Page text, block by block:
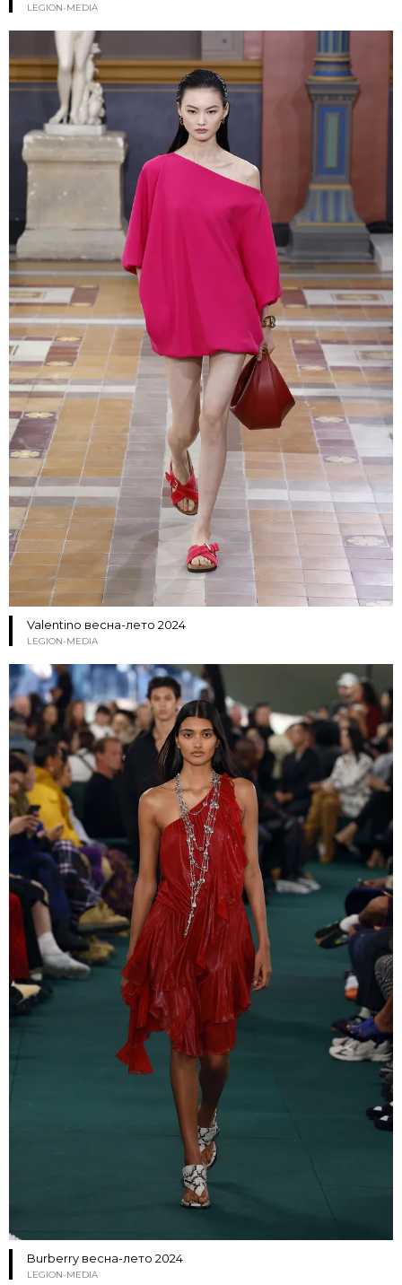
LEGION-MEDIA
Valentino весна-лето 2024
LEGION-MEDIA
Burberry весна-лето 2024
LEGION-MEDIA